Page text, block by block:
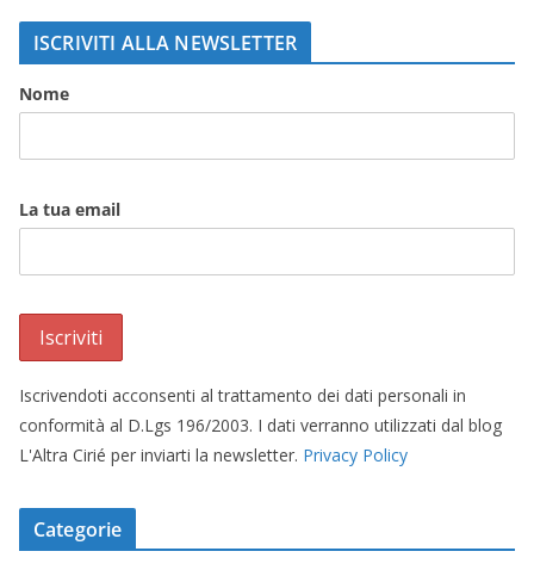
ISCRIVITI ALLA NEWSLETTER
Nome
La tua email
Iscrivendoti acconsenti al trattamento dei dati personali in
conformità al D.Lgs 196/2003. I dati verranno utilizzati dal blog
L'Altra Cirié per inviarti la newsletter. Privacy Policy
Categorie